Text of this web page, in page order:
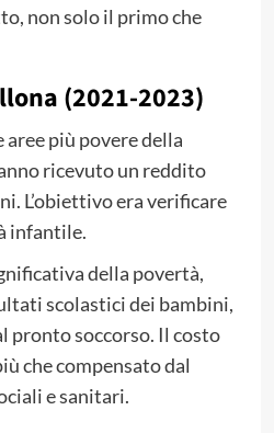
non solo il primo che
(2021-2023)
più povere della
ricevuto un reddito
L’obiettivo era verificare
infantile.
della povertà,
scolastici dei bambini,
pronto soccorso. Il costo
che compensato dal
e sanitari.